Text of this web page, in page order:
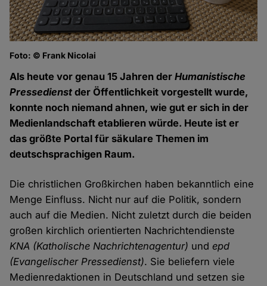
Foto: © Frank Nicolai
Als heute vor genau 15 Jahren derHumanistische
Pressedienst der Öffentlichkeit vorgestellt wurde,
konnte noch niemand ahnen, wie gut er sich in der
Medienlandschaft etablieren würde. Heute ist er
das größte Portal für säkulare Themen im
deutschsprachigen Raum.
Die christlichen Großkirchen haben bekanntlich eine
Menge Einfluss. Nicht nur auf die Politik, sondern
auch auf die Medien. Nicht zuletzt durch die beiden
großen kirchlich orientierten Nachrichtendienste
KNA (Katholische Nachrichtenagentur) undepd
(Evangelischer Pressedienst). Sie beliefern viele
Medienredaktionen in Deutschland und setzen sie